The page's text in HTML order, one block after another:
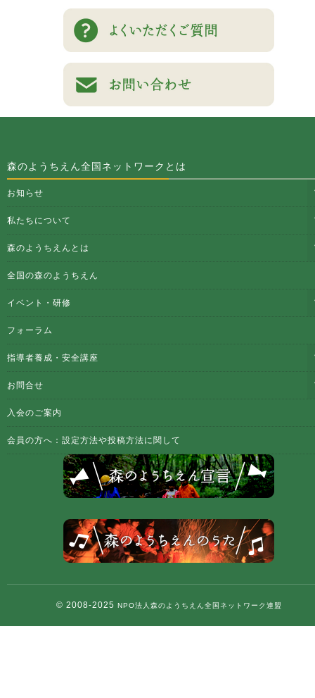
森のようちえん全国ネットワークとは
お知らせ
私たちについて
森のようちえんとは
全国の森のようちえん
イベント・研修
フォーラム
指導者養成・安全講座
お問合せ
入会のご案内
会員の方へ：設定方法や投稿方法に関して
© 2008-2025 NPO法人森のようちえん全国ネットワーク連盟